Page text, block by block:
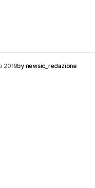
2019by newsic_redazione